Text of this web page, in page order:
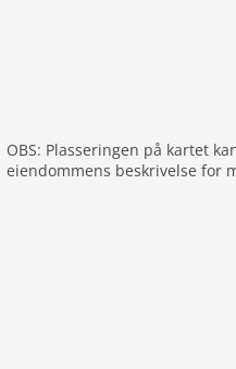
OBS: Plasseringen på kartet
eiendommens beskrivelse for